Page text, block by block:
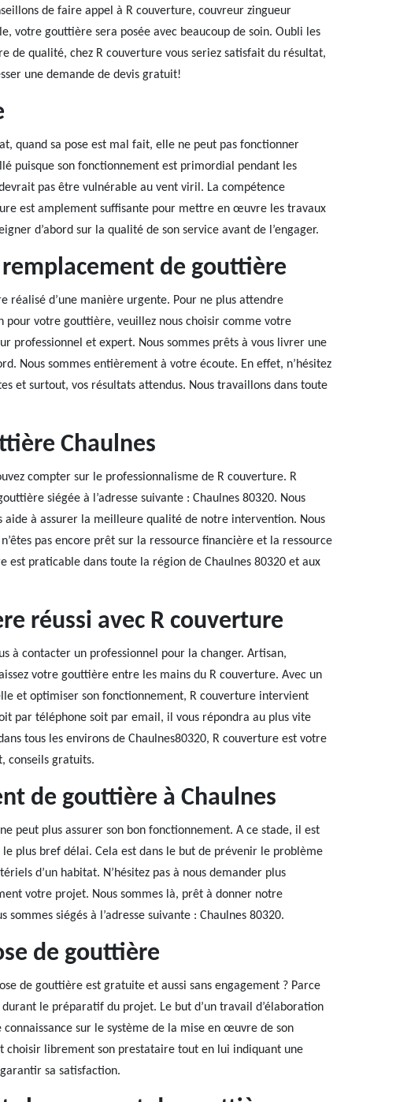
de faire appel à R couverture, couvreur zingueur
votre gouttière sera posée avec beaucoup de soin. Oubli les
de qualité, chez R couverture vous seriez satisfait du résultat,
une demande de devis gratuit!
quand sa pose est mal fait, elle ne peut pas fonctionner
puisque son fonctionnement est primordial pendant les
pas être vulnérable au vent viril. La compétence
est amplement suffisante pour mettre en œuvre les travaux
d’abord sur la qualité de son service avant de l’engager.
de gouttière
réalisé d’une manière urgente. Pour ne plus attendre
votre gouttière, veuillez nous choisir comme votre
professionnel et expert. Nous sommes prêts à vous livrer une
Nous sommes entièrement à votre écoute. En effet, n’hésitez
et surtout, vos résultats attendus. Nous travaillons dans toute
Chaulnes
compter sur le professionnalisme de R couverture. R
siégée à l’adresse suivante : Chaulnes 80320. Nous
aide à assurer la meilleure qualité de notre intervention. Nous
pas encore prêt sur la ressource financière et la ressource
praticable dans toute la région de Chaulnes 80320 et aux
réussi avec R couverture
à contacter un professionnel pour la changer. Artisan,
votre gouttière entre les mains du R couverture. Avec un
et optimiser son fonctionnement, R couverture intervient
par téléphone soit par email, il vous répondra au plus vite
tous les environs de Chaulnes80320, R couverture est votre
conseils gratuits.
de gouttière à Chaulnes
peut plus assurer son bon fonctionnement. A ce stade, il est
plus bref délai. Cela est dans le but de prévenir le problème
d’un habitat. N’hésitez pas à nous demander plus
votre projet. Nous sommes là, prêt à donner notre
siégés à l’adresse suivante : Chaulnes 80320.
de gouttière
de gouttière est gratuite et aussi sans engagement ? Parce
le préparatif du projet. Le but d’un travail d’élaboration
connaissance sur le système de la mise en œuvre de son
choisir librement son prestataire tout en lui indiquant une
sa satisfaction.